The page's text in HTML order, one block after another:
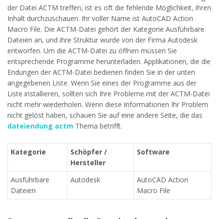
der Datei ACTM treffen, ist es oft die fehlende Möglichkeit, ihren
Inhalt durchzuschauen. Ihr voller Name ist AutoCAD Action
Macro File. Die ACTM-Datei gehört der Kategorie Ausführbare
Dateien an, und ihre Struktur wurde von der Firma Autodesk
entworfen. Um die ACTM-Datei zu öffnen müssen Sie
entsprechende Programme herunterladen. Applikationen, die die
Endungen der ACTM-Datei bedienen finden Sie in der unten
angegebenen Liste. Wenn Sie eines der Programme aus der
Liste installieren, sollten sich Ihre Probleme mit der ACTM-Datei
nicht mehr wiederholen. Wenn diese Informationen Ihr Problem
nicht gelöst haben, schauen Sie auf eine andere Seite, die das
dateiendung actm Thema betrifft.
Kategorie
Schöpfer /
Hersteller
Software
Ausführbare
Dateien
Autodesk
AutoCAD Action
Macro File